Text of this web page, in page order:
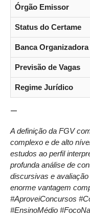
Órgão Emissor
Status do Certame
Banca Organizadora
Previsão de Vagas
Regime Jurídico
—
A definição da FGV
complexo e de alto
estudos ao perfil
profunda análise de
discursivas e
enorme vantagem
#AproveiConcursos
#EnsinoMédio